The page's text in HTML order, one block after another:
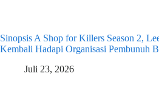
Sinopsis A Shop for Killers Season 2,
Kembali Hadapi Organisasi Pembunuh
Juli 23, 2026